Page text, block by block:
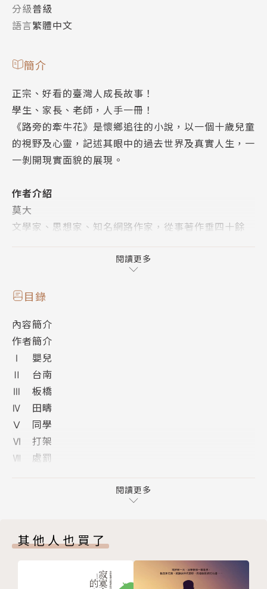
分級普級
語言繁體中文
簡介
正宗、好看的臺灣人成長故事！
學生、家長、老師，人手一冊！
《路旁的牽牛花》是懷鄉追往的小說，以一個十歲兒童
的視野及心靈，記述其眼中的過去世界及真實人生，一
一剝開現實面貌的展現。
作者介紹
莫大
文學家、思想家、知名網路作家，從事著作垂四十餘
說》、《乖蹇》、《大江東去》、《從人間到地獄21
天》、《換妻記》、《乳環》（莫大短篇小說集）、
《曠野》、《領袖的鐵衛隊》……等。
閱讀更多
目錄
內容簡介
作者簡介
Ⅰ 嬰兒
Ⅱ 台南
Ⅲ 板橋
Ⅳ 田疇
Ⅴ 同學
Ⅵ 打架
Ⅶ 處罰
ⅩⅡ 葛明
閱讀更多
其他人也買了